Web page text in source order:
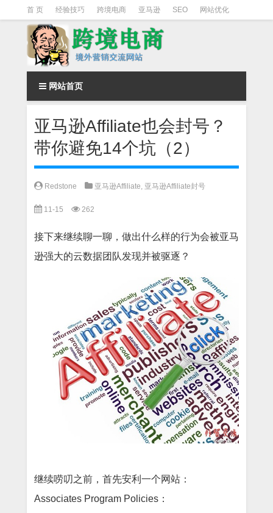
首 页 经验技巧 跨境电商 亚马逊 SEO 网站优化
Facebook营销 Facebook广告 facebook营销技巧
instagram营销
网站首页
亚马逊Affiliate也会封号？
带你避免14个坑（2）
Redstone 亚马逊Affiliate, 亚马逊Affiliate封号
11-15 262
接下来继续聊一聊，做出什么样的行为会被亚马
逊强大的云数据团队发现并被驱逐？
继续唠叨之前，首先安利一个网站：
Associates Program Policies：